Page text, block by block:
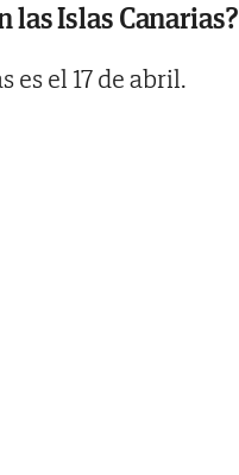
las Islas Canarias?
es el 17 de abril.